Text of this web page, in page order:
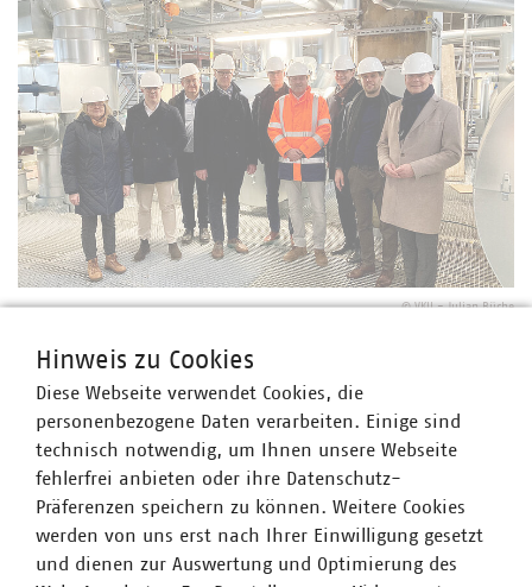
©VKU - Julian Büche
Hinweis zu Cookies
Diese Webseite verwendet Cookies, die
personenbezogene Daten verarbeiten. Einige sind
technisch notwendig, um Ihnen unsere Webseite
fehlerfrei anbieten oder ihre Datenschutz-
Präferenzen speichern zu können. Weitere Cookies
werden von uns erst nach Ihrer Einwilligung gesetzt
und dienen zur Auswertung und Optimierung des